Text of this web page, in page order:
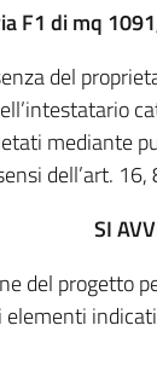
F1 di mq
del
mediante
dell’art.
SI
del progetto